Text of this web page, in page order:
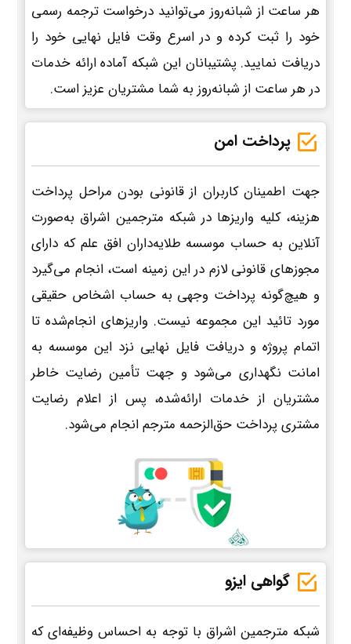
هر ساعت از شبانه‌روز می‌توانید درخواست ترجمه رسمی
خود را ثبت کرده و در اسرع وقت فایل نهایی خود را
دریافت نمایید. پشتیبانان این شبکه آماده ارائه خدمات
در هر ساعت از شبانه‌روز به شما مشتریان عزیز است.
پرداخت امن
جهت اطمینان کاربران از قانونی بودن مراحل پرداخت
هزینه، کلیه واریزها در شبکه مترجمین اشراق به‌صورت
آنلاین به حساب موسسه طلایه‌داران افق علم که دارای
مجوزهای قانونی لازم در این زمینه است، انجام می‌گیرد
و هیچ‌گونه پرداخت وجهی به حساب اشخاص حقیقی
مورد تائید این مجموعه نیست. واریزهای انجام‌شده تا
اتمام پروژه و دریافت فایل نهایی نزد این موسسه به
امانت نگهداری می‌شود و جهت تأمین رضایت خاطر
مشتریان از خدمات ارائه‌شده، پس از اعلام رضایت
مشتری پرداخت حق‌الزحمه مترجم انجام می‌شود.
گواهی ایزو
شبکه مترجمین اشراق با توجه به احساس وظیفه‌ای که